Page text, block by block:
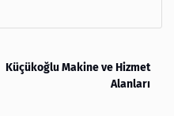
Küçükoğlu Makine ve Hizmet
Alanları